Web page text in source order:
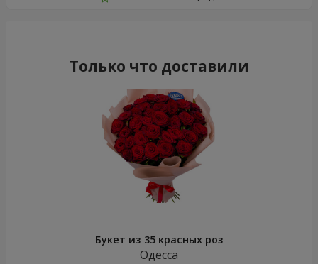
Только что доставили
Букет из 35 красных роз
Одесса